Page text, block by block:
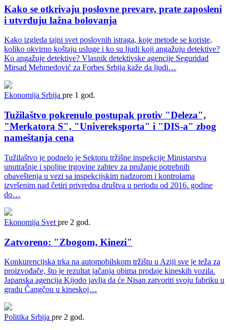
Kako se otkrivaju poslovne prevare, prate zaposleni
i utvrđuju lažna bolovanja
Kako izgleda tajni svet poslovnih istraga, koje metode se koriste,
koliko okvirno koštaju usluge i ko su ljudi koji angažuju detektive?
Ko angažuje detektive? Vlasnik detektivske agencije Seguridad
Mirsad Mehmedović za Forbes Srbija kaže da ljudi…
Ekonomija Srbija pre 1 god.
Tužilaštvo pokrenulo postupak protiv "Deleza",
"Merkatora S", "Univereksporta" i "DIS-a" zbog
nameštanja cena
Tužilaštvo je podnelo je Sektoru tržišne inspekcije Ministarstva
unutrašnje i spoljne trgovine zahtev za pružanje potrebnih
obaveštenja u vezi sa inspekcijskim nadzorom i kontrolama
izvršenim nad četiri privredna društva u periodu od 2016. godine
do…
Ekonomija Svet pre 2 god.
Zatvoreno: "Zbogom, Kinezi"
Konkurencijska trka na automobilskom tržištu u Aziji sve je teža za
proizvođače, što je rezultat jačanja obima prodaje kineskih vozila.
Japanska agencija Kijodo javlja da će Nisan zatvoriti svoju fabriku u
gradu Čangčou u kineskoj…
Politika Srbija pre 2 god.